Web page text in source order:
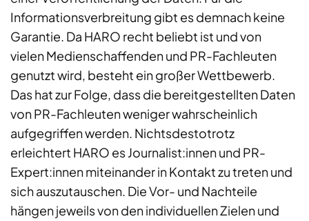
Informationsverbreitung gibt es demnach keine
Garantie. Da HARO recht beliebt ist und von
vielen Medienschaffenden und PR-Fachleuten
genutzt wird, besteht ein großer Wettbewerb.
Das hat zur Folge, dass die bereitgestellten Daten
von PR-Fachleuten weniger wahrscheinlich
aufgegriffen werden. Nichtsdestotrotz
erleichtert HARO es Journalist:innen und PR-
Expert:innen miteinander in Kontakt zu treten und
sich auszutauschen. Die Vor- und Nachteile
hängen jeweils von den individuellen Zielen und